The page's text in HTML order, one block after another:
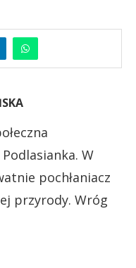
W
pochłaniacz
przyrody. Wróg